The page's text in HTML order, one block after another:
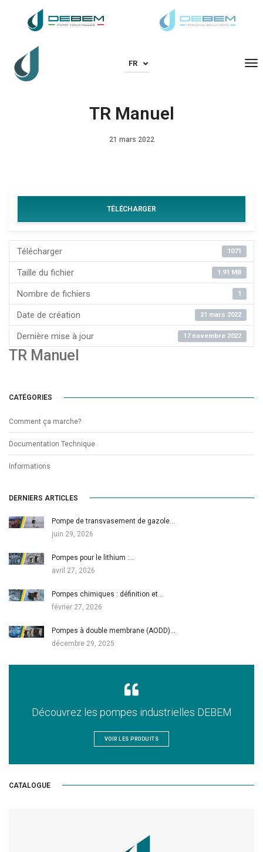
FR
TR Manuel
21 mars 2022
TÉLÉCHARGER
Télécharger 1071
Taille du fichier 1.91 MB
Nombre de fichiers 1
Date de création 21 mars 2022
Dernière mise à jour 17 novembre 2022
TR Manuel
CATÉGORIES
Comment ça marche?
Documentation Technique
Informations
DERNIERS ARTICLES
Pompe de transvasement de gazole…
juin 29, 2026
Pompes pour le lithium :…
avril 27, 2026
Pompes chimiques : définition et…
février 27, 2026
Pompes à double membrane (AODD)…
décembre 29, 2025
Découvrez les pompes industrielles DEBEM
VOIR LES PRODUITS
CATALOGUE